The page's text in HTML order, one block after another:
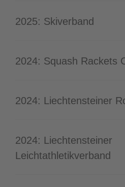
2025: Skiverband
2024: Squash Rackets
2024: Liechtensteiner
2024: Liechtensteiner
Leichtathletikverband